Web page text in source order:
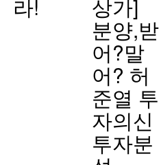
라! 상가]
분양,받
어?말
어? 허
준열 투
자의신
투자분